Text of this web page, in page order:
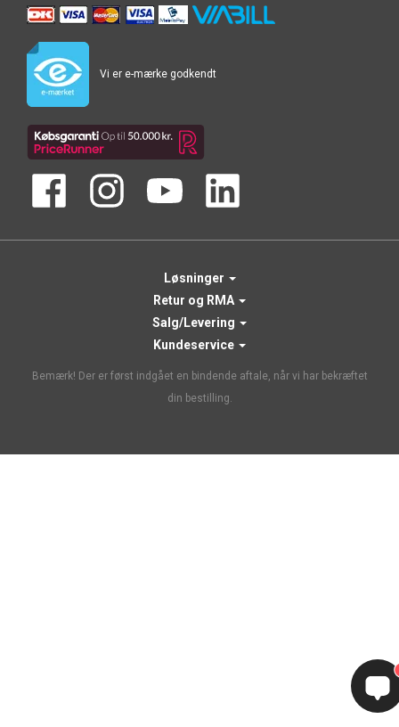
Vi er e-mærke godkendt
Løsninger
Retur og RMA
Salg/Levering
Kundeservice
Bemærk! Der er først indgået en bindende aftale, når vi har bekræftet
din bestilling.